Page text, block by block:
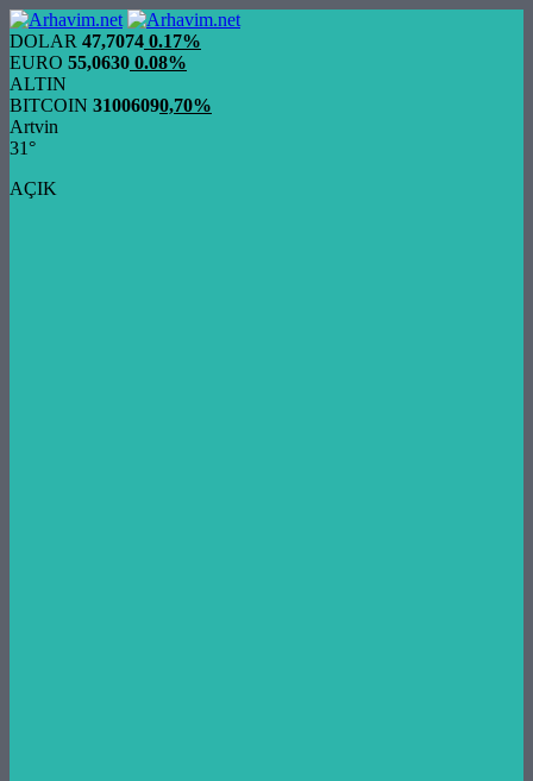
DOLAR 47,7074 0.17%
EURO 55,0630 0.08%
ALTIN
BITCOIN 31006090,70%
Artvin
31°
AÇIK